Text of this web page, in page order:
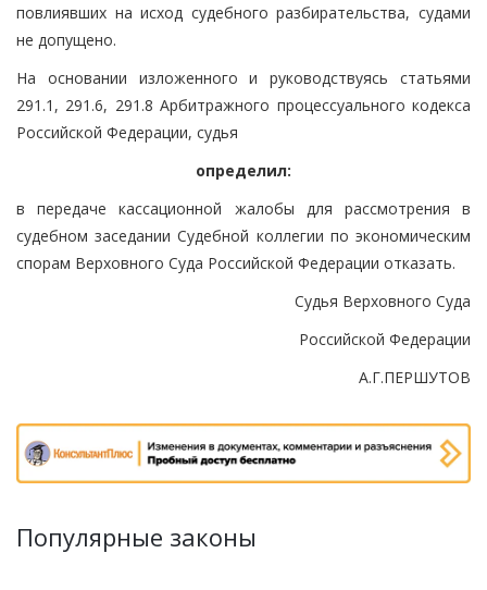
повлиявших на исход судебного разбирательства, судами
не допущено.
На основании изложенного и руководствуясь статьями
291.1, 291.6, 291.8 Арбитражного процессуального кодекса
Российской Федерации, судья
определил:
в передаче кассационной жалобы для рассмотрения в
судебном заседании Судебной коллегии по экономическим
спорам Верховного Суда Российской Федерации отказать.
Судья Верховного Суда
Российской Федерации
А.Г.ПЕРШУТОВ
Популярные законы